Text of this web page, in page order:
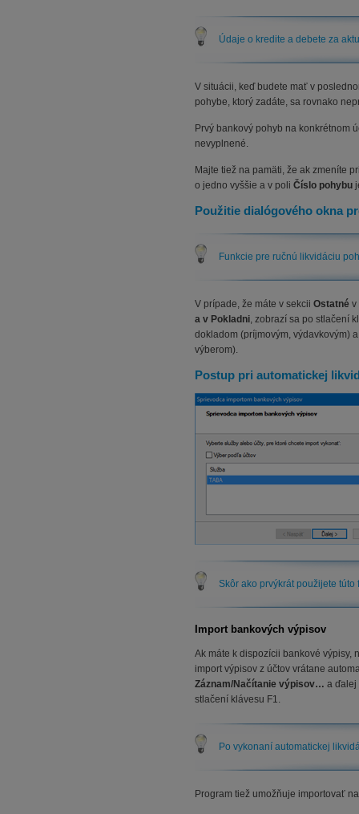
Údaje o kredite a debete za
V situácii, keď budete mať v
pohybe, ktorý zadáte, sa rovnako
Prvý bankový pohyb na konkrétnom
nevyplnené.
Majte tiež na pamäti, že ak zmeníte
o jedno vyššie a v poli Číslo pohybu
Použitie dialógového okna
Funkcie pre ručnú likvidáciu
V prípade, že máte v sekcii Ostatné v
a v Pokladni, zobrazí sa po stlačení
dokladom (príjmovým, výdavkovým)
výberom).
Postup pri automatickej
Skôr ako prvýkrát použijete
Import bankových výpisov
Ak máte k dispozícii bankové výpisy,
import výpisov z účtov vrátane
Záznam/Načítanie výpisov… a ďalej
stlačení klávesu F1.
Po vykonaní automatickej
Program tiež umožňuje importovať